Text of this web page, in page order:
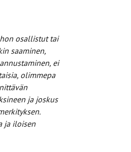
osallistut tai
saaminen,
ei
olimmepa
ja joskus
ja iloisen